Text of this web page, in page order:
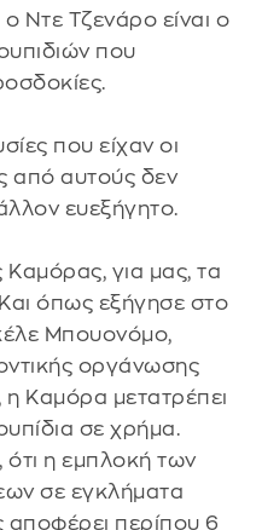
ο Ντε Τζενάρο είναι ο
που
που είχαν οι
από αυτούς δεν
ευεξήγητο.
για μας, τα
όπως εξήγησε στο
Μπουονόμο,
οργάνωσης
Καμόρα μετατρέπει
σε χρήμα.
ότι η εμπλοκή των
σε εγκλήματα
αποφέρει περίπου 6